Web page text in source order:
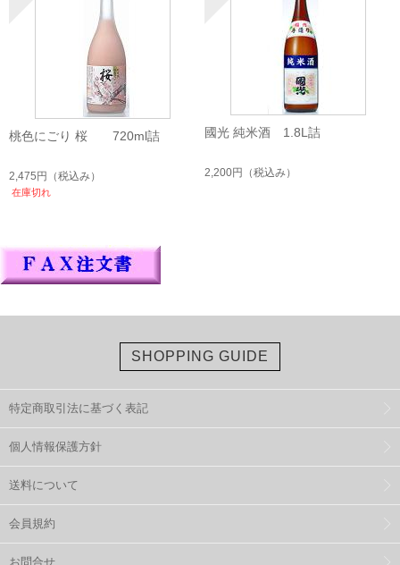
桃色にごり 桜 720ml詰
2,475円 （税込み）
在庫切れ
國光 純米酒 1.8L詰
2,200円 （税込み）
SHOPPING GUIDE
特定商取引法に基づく表記
個人情報保護方針
送料について
会員規約
お問合せ